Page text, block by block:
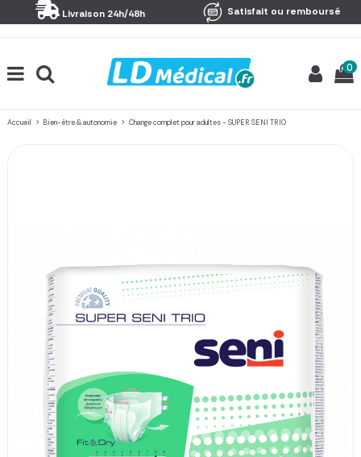
Livraison 24h/48h Satisfait ou remboursé
0
Accueil Bien-être & autonomie Change complet pour adultes - SUPER SENI TRIO
Panneau de gestion des cookies